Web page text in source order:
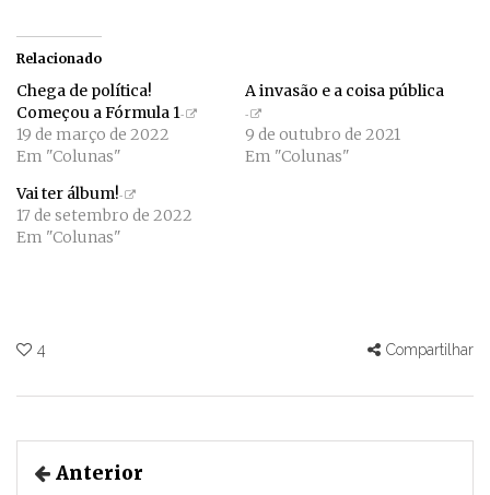
Relacionado
Chega de política!
Começou a Fórmula 1
19 de março de 2022
Em "Colunas"
A invasão e a coisa pública
9 de outubro de 2021
Em "Colunas"
Vai ter álbum!
17 de setembro de 2022
Em "Colunas"
4 Compartilhar
Anterior